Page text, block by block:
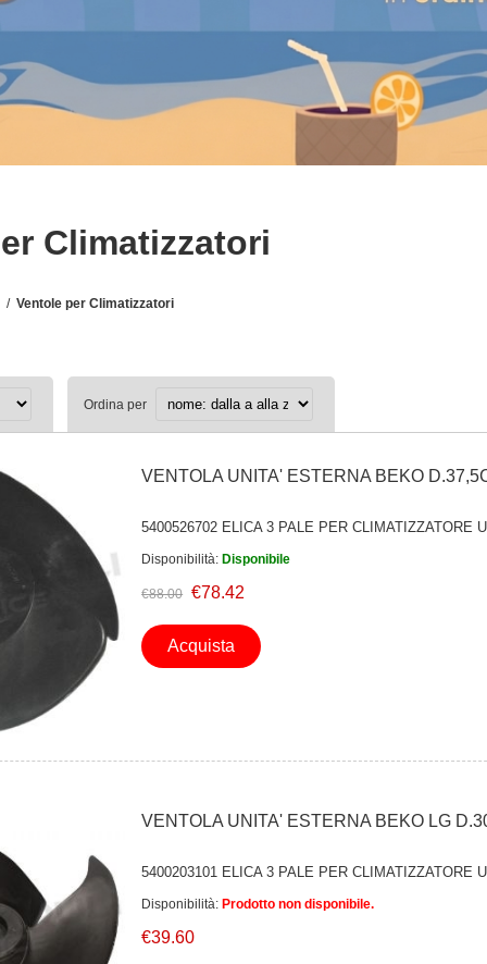
Climatizzatori
/ Ventole per Climatizzatori
Ordina per
VENTOLA UNITA' ESTERNA BEKO
5400526702 ELICA 3 PALE PER CLIMATIZZATORE
Disponibilità: Disponibile
€88.00 €78.42
Acquista
VENTOLA UNITA' ESTERNA BEKO LG
5400203101 ELICA 3 PALE PER CLIMATIZZATORE
Disponibilità: Prodotto non disponibile.
€39.60